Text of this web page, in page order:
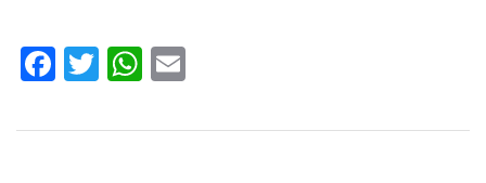
Facebook
TwitterWhatsApp